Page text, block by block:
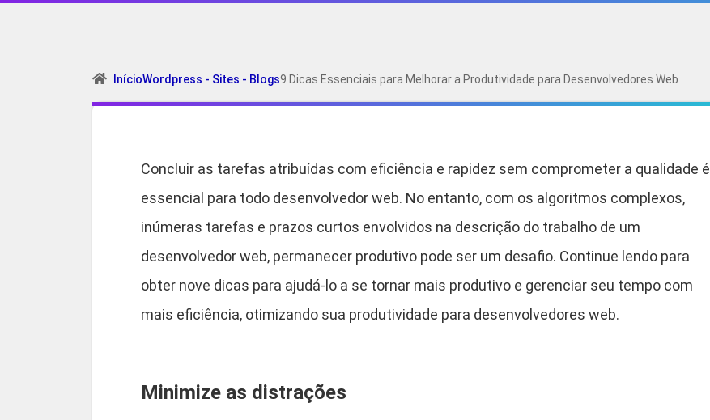
InícioWordpress - Sites - Blogs9 Dicas Essenciais para Melhorar a Produtividade para Desenvolvedores Web
Concluir as tarefas atribuídas com eficiência e rapidez sem comprometer a qualidade é
essencial para todo desenvolvedor web. No entanto, com os algoritmos complexos,
inúmeras tarefas e prazos curtos envolvidos na descrição do trabalho de um
desenvolvedor web, permanecer produtivo pode ser um desafio. Continue lendo para
obter nove dicas para ajudá-lo a se tornar mais produtivo e gerenciar seu tempo com
mais eficiência, otimizando sua produtividade para desenvolvedores web.
Minimize as distrações